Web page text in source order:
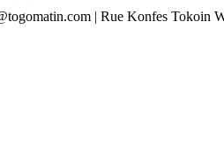
| Rue Konfes Tokoin